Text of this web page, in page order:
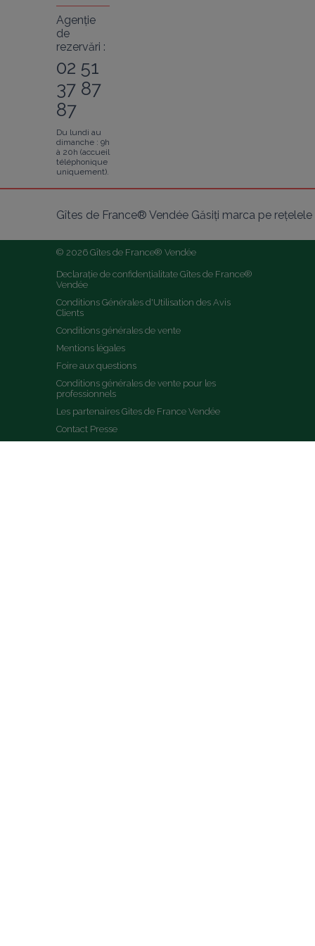
Agenție
de
rezervări :
02 51
37 87
87
Du lundi au
dimanche : 9h
à 20h (accueil
téléphonique
uniquement).
Gîtes de France® Vendée Găsiți marca pe
© 2026 Gîtes de France® Vendée
Declarație de confidențialitate Gîtes de France®
Vendée
Conditions Générales d'Utilisation des Avis
Clients
Conditions générales de vente
Mentions légales
Foire aux questions
Conditions générales de vente pour les
professionnels
Les partenaires Gites de France Vendée
Contact Presse